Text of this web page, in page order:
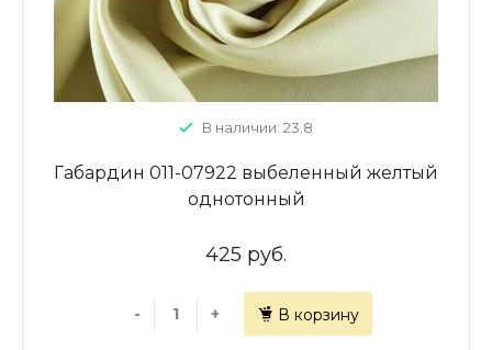
В наличии: 23.8
Габардин 011-07922 выбеленный желтый
однотонный
425 руб.
- + В корзину